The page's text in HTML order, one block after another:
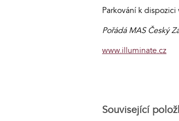
Parkování k dispozici
Pořádá MAS Český
www.illuminate.cz
Související